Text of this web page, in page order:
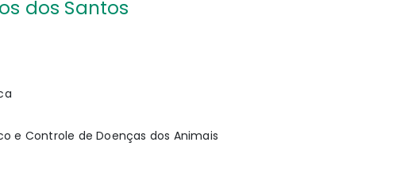
dos Santos
e Controle de Doenças dos Animais